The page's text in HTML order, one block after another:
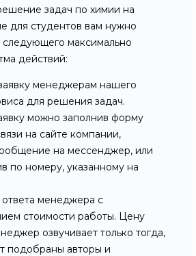
задач по химии на
для студентов вам нужно
максимально
действий:
менеджерам нашего
для решения задач.
можно заполнив форму
на сайте компании,
на мессенджер, или
по номеру, указанному на
менеджера с
стоимости работы. Цену
озвучивает только тогда,
подобраны авторы и